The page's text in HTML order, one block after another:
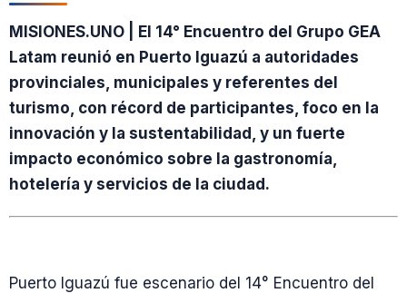
MISIONES.UNO | El 14° Encuentro del Grupo GEA
Latam reunió en Puerto Iguazú a autoridades
provinciales, municipales y referentes del
turismo, con récord de participantes, foco en la
innovación y la sustentabilidad, y un fuerte
impacto económico sobre la gastronomía,
hotelería y servicios de la ciudad.
Puerto Iguazú fue escenario del 14° Encuentro del